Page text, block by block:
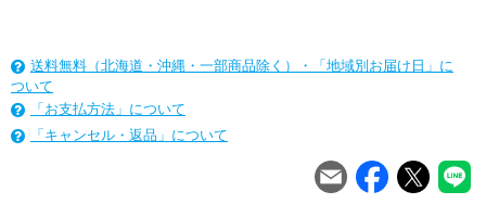
送料無料（北海道・沖縄・一部商品除く）・「地域別お届け日」に
ついて
「お支払方法」について
「キャンセル・返品」について